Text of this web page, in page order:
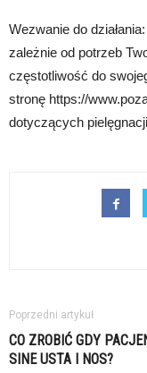
Wezwanie do
zależnie od potrzeb
częstotliwość do
stronę https://
dotyczących
Poprzedni artykuł
CO ZROBIĆ GDY
SINE USTA I NOS?